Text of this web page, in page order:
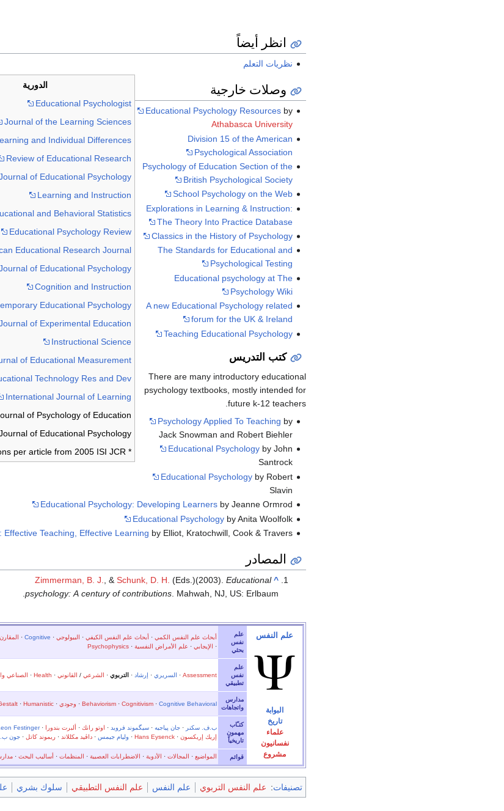
الدورية
Educational Psychologist
Journal of the Learning Sciences
and Individual Differences
Review of Educational Research
of Educational Psychology
Learning and Instruction
and Behavioral Statistics
Educational Psychology Review
Educational Research Journal
of Educational Psychology
Cognition and Instruction
Educational Psychology
of Experimental Education
Instructional Science
of Educational Measurement
Technology Res and Dev
International Journal of Learning
of Psychology of Education
of Educational Psychology
* Citations per article from 2005 ISI JCR
انظر أيضاً
نظريات التعلم
وصلات خارجية
Educational Psychology Resourcesby
Athabasca University
Division 15 of the American
Psychological Association
Psychology of Education Section of the
British Psychological Society
School Psychology on the Web
Explorations in Learning & Instruction:
The Theory Into Practice Database
Classics in the History of Psychology
The Standards for Educational and
Psychological Testing
Educational psychology at The
Psychology Wiki
A new Educational Psychology related
forum for the UK & Ireland
Teaching Educational Psychology
كتب التدريس
There are many introductory educational
psychology textbooks, mostly intended for
future k-12 teachers.
Psychology Applied To Teaching by
Jack Snowman and Robert Biehler
Educational Psychologyby John
Santrock
Educational Psychologyby Robert
Slavin
Educational Psychology: Developing Learnersby Jeanne Ormrod
Educational Psychologyby Anita Woolfolk
Effective Teaching, Effective Learning by Elliot, Kratochwill, Cook & Travers
المصادر
^
Zimmerman, B. J., &Schunk, D. H. (Eds.)(2003).Educational
psychology: A century of contributions. Mahwah, NJ, US: Erlbaum.
علم النفس
البوابة
تاريخ
علماء
نفسانيون
مشروع
علم
نفس
بحثي
أبحاث علم النفس الكمي · أبحاث علم النفس الكيفي · البيولوجي ·
Cognitive
· المقارن
· الإيجابي · علم الأمراض النفسية ·
Psychophysics
علم
نفس
تطبيقي
Assessment
· السريري · إرشاد · التربوي · الشرعي / القانوني ·
Health
· الصناعي
مدارس
واتجاهات
Behaviorism · Cognitivism · Cognitive Behavioral
· وجودي ·
· Humanistic
كتـّاب
مهمون
تاريخياً
ب.ف. سكنر · جان پياجيه · سيگموند فرويد · اوتو رانك · ألبرت بندورا ·
Festinger
إريك إريكسون ·
Hans Eysenck
· وليام جيمس · داڤيد مكللاند · ريموند كاتل · جون
قوائم المواضيع · المجالات · الأدوية · الاضطرابات العصبية · المنظمات · أساليب البحث ·
تصنيفات: علم النفس التربوي علم النفس علم النفس التطبيقي سلوك بشري